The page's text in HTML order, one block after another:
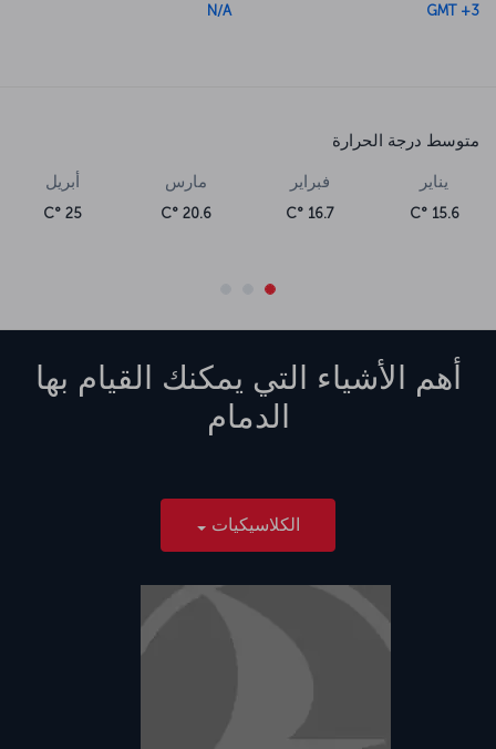
GMT +3
N/A
متوسط درجة الحرارة
يناير
15.6 °C
فبراير
16.7 °C
مارس
20.6 °C
أبريل
25 °C
أهم الأشياء التي يمكنك القيام بها
الدمام
الكلاسيكيات